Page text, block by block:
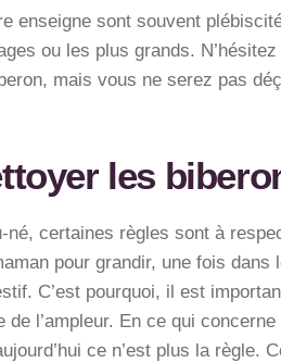
enseigne sont souvent
ou les plus grands.
mais vous ne serez pas
les
né, certaines règles sont à
pour grandir, une fois
C’est pourquoi, il est
l’ampleur. En ce qui concerne
ce n’est plus la règle.